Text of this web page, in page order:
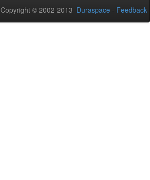
Copyright © 2002-2013 Duraspace - Feedback